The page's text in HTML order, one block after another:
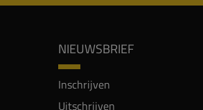
NIEUWSBRIEF
Inschrijven
Uitschrijven